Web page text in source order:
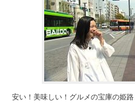
安い！美味しい！グルメの宝庫の姫路